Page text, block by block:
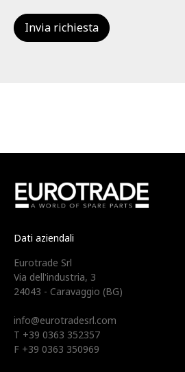
Dati aziendali
Eurotrade Srl
Via dell'industria, 3
24043 - Caravaggio (BG)
info@eurotradesrl.com
T +39 0363 352357
F +39 0363 350969